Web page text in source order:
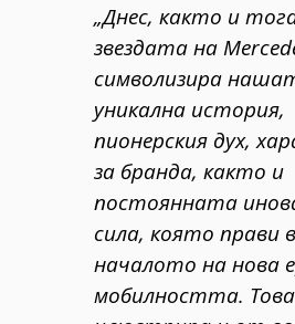
„Днес, както и
звездата на
символизира
уникална история,
пионерския дух,
за бранда, както и
постоянната
сила, която прави
началото на нова
мобилността.